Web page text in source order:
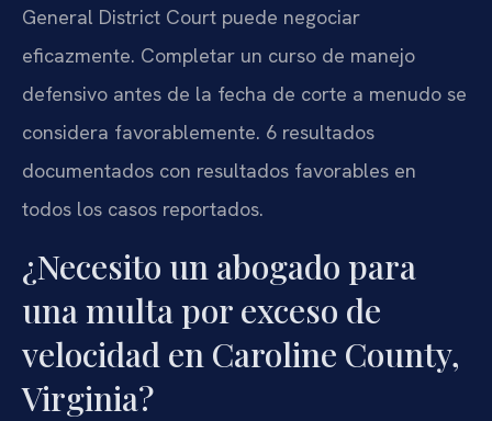
General District Court puede negociar
eficazmente. Completar un curso de manejo
defensivo antes de la fecha de corte a menudo se
considera favorablemente. 6 resultados
documentados con resultados favorables en
todos los casos reportados.
¿Necesito un abogado para
una multa por exceso de
velocidad en Caroline County,
Virginia?